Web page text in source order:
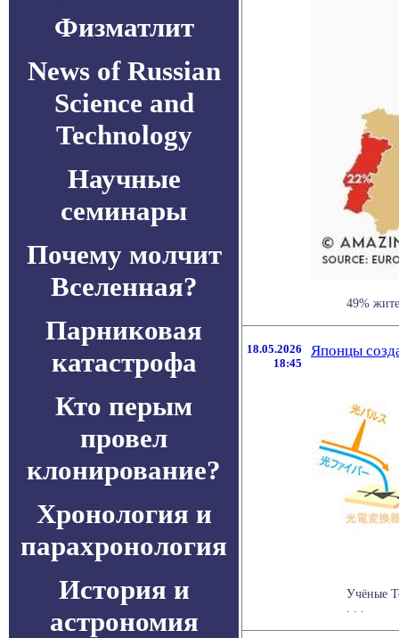
Физматлит
News of Russian
Science and
Technology
Научные
семинары
Почему молчит
Вселенная?
Парниковая
катастрофа
Кто перым
провел
клонирование?
Хронология и
парахронология
История и
астрономия
49%
18.05.2026
18:45
Японцы
Учёные
. . .